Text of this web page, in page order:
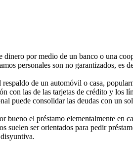
dinero por medio de un banco o una
personales son no garantizados, es
de un automóvil o casa,
con las de las tarjetas de crédito y los
puede consolidar las deudas con un
bueno el préstamo elementalmente en
suelen ser orientados para pedir